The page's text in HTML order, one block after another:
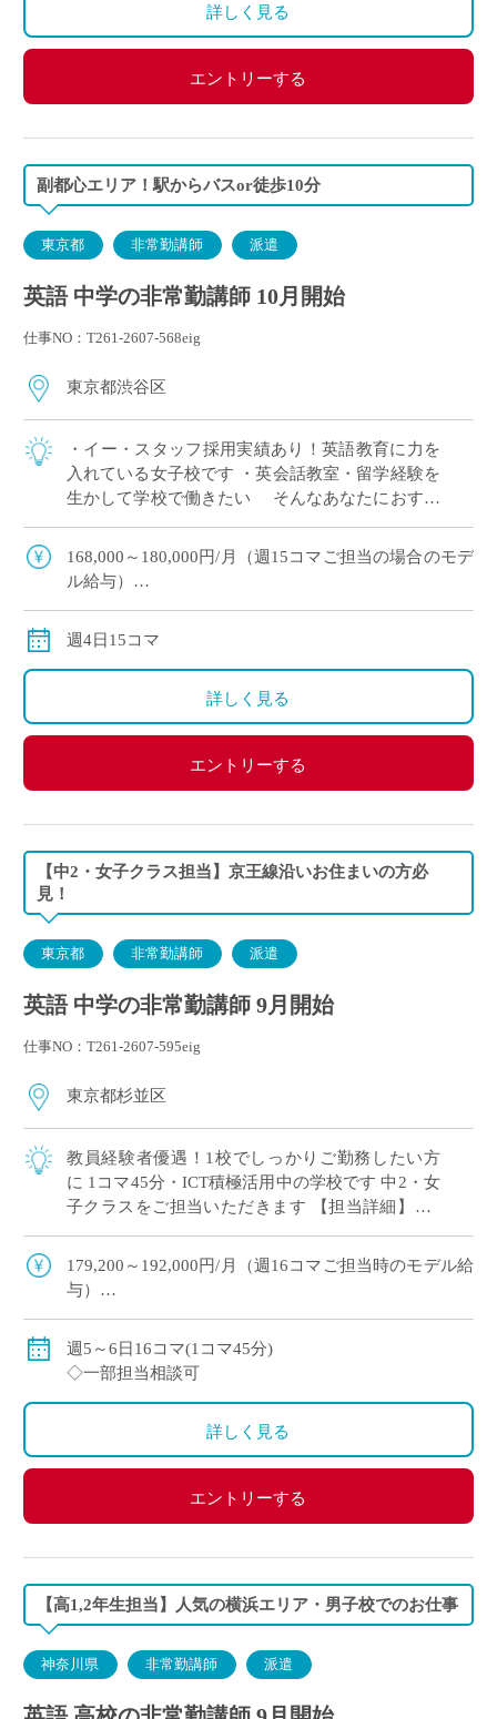
詳しく見る
エントリーする
副都心エリア！駅からバスor徒歩10分
東京都 非常勤講師 派遣
英語 中学の非常勤講師 10月開始
仕事NO：T261-2607-568eig
東京都渋谷区
・イー・スタッフ採用実績あり！英語教育に力を
入れている女子校です ・英会話教室・留学経験を
生かして学校で働きたい そんなあなたにおすす
めの求人です 〈担当〉 中学1,2年生
168,000～180,000円/月（週15コマご担当の場合のモデ
ル給与）
※ご経験年数により決定
※交通費別途支給
週4日15コマ
詳しく見る
エントリーする
【中2・女子クラス担当】京王線沿いお住まいの方必
見！
東京都 非常勤講師 派遣
英語 中学の非常勤講師 9月開始
仕事NO：T261-2607-595eig
東京都杉並区
教員経験者優遇！1校でしっかりご勤務したい方
に 1コマ45分・ICT積極活用中の学校です 中2・女
子クラスをご担当いただきます 【担当詳細】中1
担当 週6単位×1クラス＝6コマ 週5単位×2クラス＝
10コマ
179,200～192,000円/月（週16コマご担当時のモデル給
与）
◇ご指導経験により決定
◇交通費別途支給
週5～6日16コマ(1コマ45分)
◇一部担当相談可
詳しく見る
エントリーする
【高1,2年生担当】人気の横浜エリア・男子校でのお仕事
神奈川県 非常勤講師 派遣